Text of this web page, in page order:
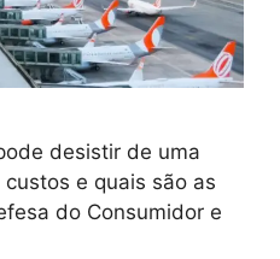
desistir de uma
e quais são as
do Consumidor e